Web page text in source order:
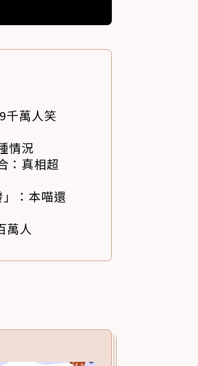
千萬人笑
情況
：真相超
：本喵還
萬人